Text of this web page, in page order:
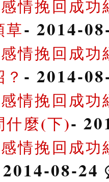
情挽回成
草- 2014-
情挽回成
- 2014-
情挽回成
什麼(下)-
情挽回成
08-24